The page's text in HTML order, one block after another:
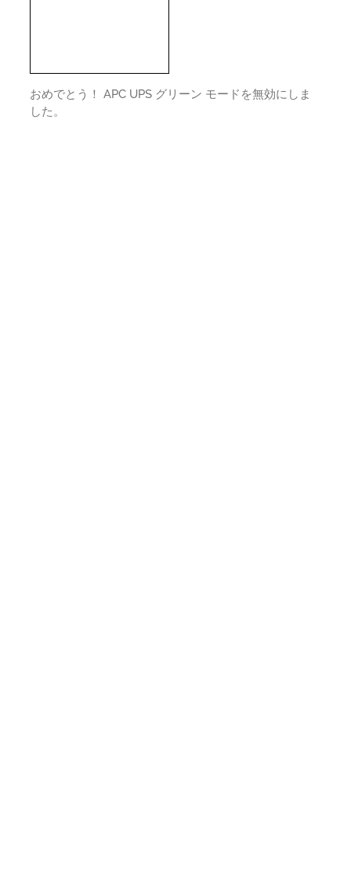
おめでとう！ APC UPS グリーン モードを無効にしま
した。